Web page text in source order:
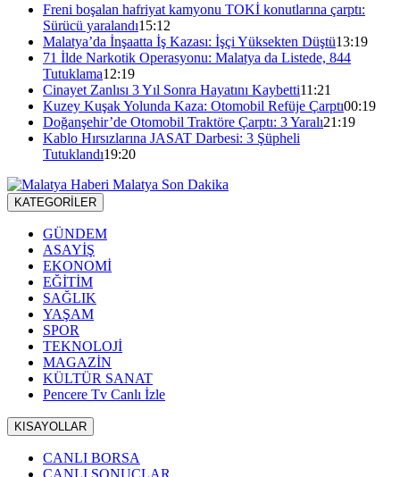
Freni boşalan hafriyat kamyonu TOKİ konutlarına çarptı:
Sürücü yaralandı15:12
Malatya’da İnşaatta İş Kazası: İşçi Yüksekten Düştü13:19
71 İlde Narkotik Operasyonu: Malatya da Listede, 844
Tutuklama12:19
Cinayet Zanlısı 3 Yıl Sonra Hayatını Kaybetti11:21
Kuzey Kuşak Yolunda Kaza: Otomobil Refüje Çarptı00:19
Doğanşehir’de Otomobil Traktöre Çarptı: 3 Yaralı21:19
Kablo Hırsızlarına JASAT Darbesi: 3 Şüpheli
Tutuklandı19:20
KATEGORİLER
GÜNDEM
ASAYİŞ
EKONOMİ
EĞİTİM
SAĞLIK
YAŞAM
SPOR
TEKNOLOJİ
MAGAZİN
KÜLTÜR SANAT
Pencere Tv Canlı İzle
KISAYOLLAR
CANLI BORSA
CANLI SONUÇLAR